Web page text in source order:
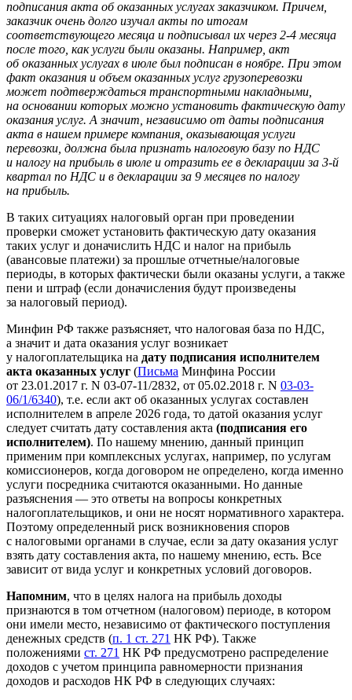
подписания акта об оказанных услугах заказчиком. Причем,
заказчик очень долго изучал акты по итогам
соответствующего месяца и подписывал их через 2-4 месяца
после того, как услуги были оказаны. Например, акт
об оказанных услугах в июле был подписан в ноябре. При этом
факт оказания и объем оказанных услуг грузоперевозки
может подтверждаться транспортными накладными,
на основании которых можно установить фактическую дату
оказания услуг. А значит, независимо от даты подписания
акта в нашем примере компания, оказывающая услуги
перевозки, должна была признать налоговую базу по НДС
и налогу на прибыль в июле и отразить ее в декларации за 3-й
квартал по НДС и в декларации за 9 месяцев по налогу
на прибыль.
В таких ситуациях налоговый орган при проведении
проверки сможет установить фактическую дату оказания
таких услуг и доначислить НДС и налог на прибыль
(авансовые платежи) за прошлые отчетные/налоговые
периоды, в которых фактически были оказаны услуги, а также
пени и штраф (если доначисления будут произведены
за налоговый период).
Минфин РФ также разъясняет, что налоговая база по НДС,
а значит и дата оказания услуг возникает
у налогоплательщика на дату подписания исполнителем
акта оказанных услуг (Письма Минфина России
от 23.01.2017 г. N 03-07-11/2832, от 05.02.2018 г. N 03-03-
06/1/6340), т.е. если акт об оказанных услугах составлен
исполнителем в апреле 2026 года, то датой оказания услуг
следует считать дату составления акта (подписания его
исполнителем). По нашему мнению, данный принцип
применим при комплексных услугах, например, по услугам
комиссионеров, когда договором не определено, когда именно
услуги посредника считаются оказанными. Но данные
разъяснения — это ответы на вопросы конкретных
налогоплательщиков, и они не носят нормативного характера.
Поэтому определенный риск возникновения споров
с налоговыми органами в случае, если за дату оказания услуг
взять дату составления акта, по нашему мнению, есть. Все
зависит от вида услуг и конкретных условий договоров.
Напомним, что в целях налога на прибыль доходы
признаются в том отчетном (налоговом) периоде, в котором
они имели место, независимо от фактического поступления
денежных средств (п. 1 ст. 271 НК РФ). Также
положениями ст. 271 НК РФ предусмотрено распределение
доходов с учетом принципа равномерности признания
доходов и расходов НК РФ в следующих случаях: